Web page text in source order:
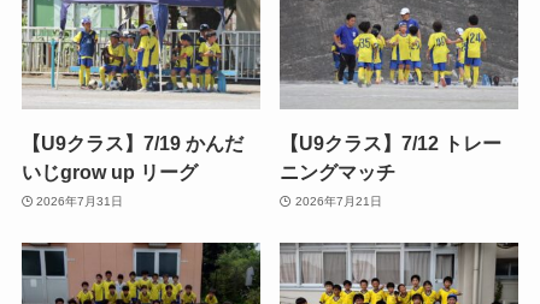
【U9クラス】7/19 かんだ
いじgrow up リーグ
2026年7月31日
【U9クラス】7/12 トレー
ニングマッチ
2026年7月21日